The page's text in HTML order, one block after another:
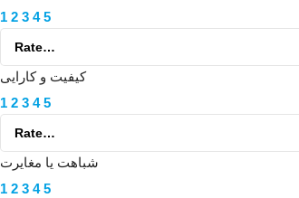
1 2 3 4 5
کیفیت و کارایی
1 2 3 4 5
شباهت یا مغایرت
1 2 3 4 5